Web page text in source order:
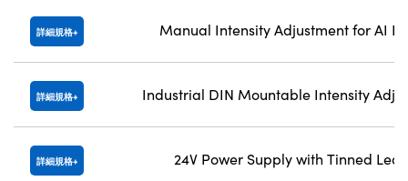
詳細規格 Manual Intensity Adjustment for AI
詳細規格 Industrial DIN Mountable Intensity
詳細規格 24V Power Supply with Tinned